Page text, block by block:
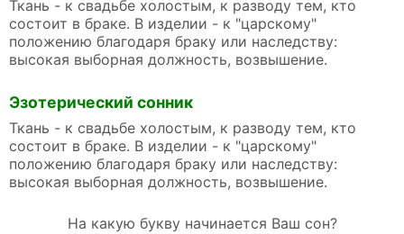
Ткань - к свадьбе холостым, к разводу тем, кто
состоит в браке. В изделии - к "царскому"
положению благодаря браку или наследству:
высокая выборная должность, возвышение.
Эзотерический сонник
Ткань - к свадьбе холостым, к разводу тем, кто
состоит в браке. В изделии - к "царскому"
положению благодаря браку или наследству:
высокая выборная должность, возвышение.
На какую букву начинается Ваш сон?